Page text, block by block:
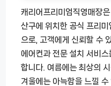
캐리어프리미엄직영매장
산구에 위치한 공식 프리미
으로, 고객에게 신뢰할 수
에어컨과 전문 설치 서비스
합니다. 여름에는 최상의 시
겨울에는 아늑함을 느낄 수